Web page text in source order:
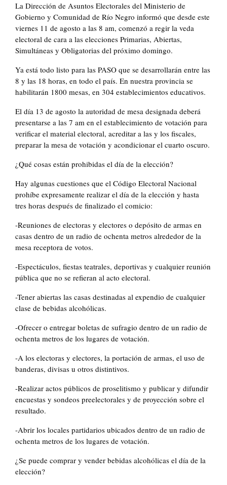
La Dirección de Asuntos Electorales del Ministerio de
Gobierno y Comunidad de Río Negro informó que desde este
viernes 11 de agosto a las 8 am, comenzó a regir la veda
electoral de cara a las elecciones Primarias, Abiertas,
Simultáneas y Obligatorias del próximo domingo.
Ya está todo listo para las PASO que se desarrollarán entre las
8 y las 18 horas, en todo el país. En nuestra provincia se
habilitarán 1800 mesas, en 304 establecimientos educativos.
El día 13 de agosto la autoridad de mesa designada deberá
presentarse a las 7 am en el establecimiento de votación para
verificar el material electoral, acreditar a las y los fiscales,
preparar la mesa de votación y acondicionar el cuarto oscuro.
¿Qué cosas están prohibidas el día de la elección?
Hay algunas cuestiones que el Código Electoral Nacional
prohíbe expresamente realizar el día de la elección y hasta
tres horas después de finalizado el comicio:
-Reuniones de electoras y electores o depósito de armas en
casas dentro de un radio de ochenta metros alrededor de la
mesa receptora de votos.
-Espectáculos, fiestas teatrales, deportivas y cualquier reunión
pública que no se refieran al acto electoral.
-Tener abiertas las casas destinadas al expendio de cualquier
clase de bebidas alcohólicas.
-Ofrecer o entregar boletas de sufragio dentro de un radio de
ochenta metros de los lugares de votación.
-A los electoras y electores, la portación de armas, el uso de
banderas, divisas u otros distintivos.
-Realizar actos públicos de proselitismo y publicar y difundir
encuestas y sondeos preelectorales y de proyección sobre el
resultado.
-Abrir los locales partidarios ubicados dentro de un radio de
ochenta metros de los lugares de votación.
¿Se puede comprar y vender bebidas alcohólicas el día de la
elección?